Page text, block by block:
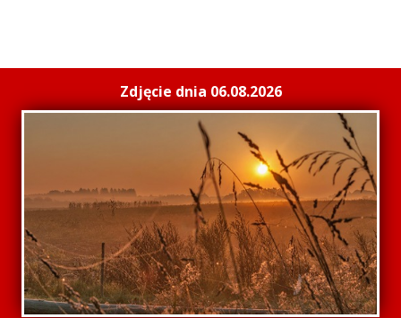
Zdjęcie dnia 06.08.2026